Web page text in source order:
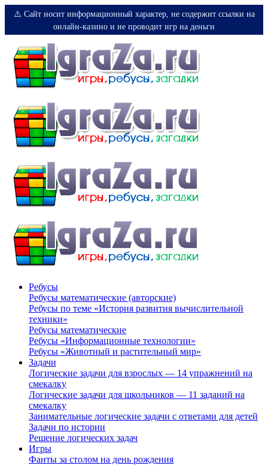
⚠️ Сайт носит информационный характер, не содержит ссылки на
онлайн-казино и не проводит игр на деньги
Ребусы
Ребусы математические (авторские)
Ребусы по теме «История развития вычислительной
техники»
Ребусы математические
Ребусы «Информационные технологии»
Ребусы «Животный и растительный мир»
Задачи
Логические задачи для взрослых — 14 упражнений на
смекалку
Логические задачи для школьников — 11 заданий на
смекалку
Занимательные логические задачи с ответами для детей
Задачи по истории
Решение логических задач
Игры
Фанты за столом на день рождения